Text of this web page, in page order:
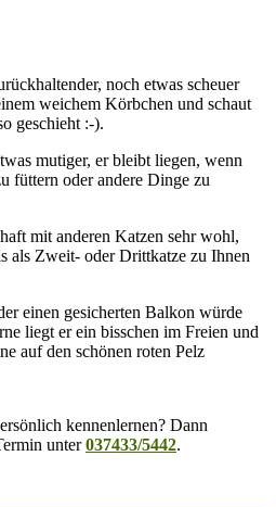
noch etwas scheuer
weichem Körbchen und schaut
geschieht :-).
mutiger, er bleibt liegen, wenn
füttern oder andere Dinge zu
mit anderen Katzen sehr wohl,
als Zweit- oder Drittkatze zu Ihnen
einen gesicherten Balkon würde
liegt er ein bisschen im Freien und
auf den schönen roten Pelz
kennenlernen? Dann
unter037433/5442.